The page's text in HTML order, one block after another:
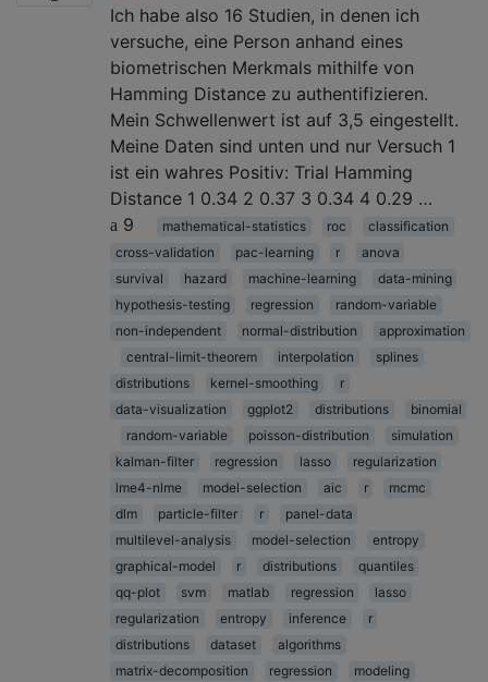
Ich habe also 16 Studien, in denen ich
versuche, eine Person anhand eines
biometrischen Merkmals mithilfe von
Hamming Distance zu authentifizieren.
Mein Schwellenwert ist auf 3,5 eingestellt.
Meine Daten sind unten und nur Versuch 1
ist ein wahres Positiv: Trial Hamming
Distance 1 0.34 2 0.37 3 0.34 4 0.29 …
9
mathematical-statistics roc
classification
cross-validation
pac-learning r
anova
survival
hazard machine-learning
data-mining
hypothesis-testing
regression
random-variable
non-independent
normal-distribution
approximation
central-limit-theorem
interpolation
splines
distributions
kernel-smoothing
r
data-visualization
ggplot2 distributions
binomial
random-variable
poisson-distribution
simulation
kalman-filter
regression lasso
regularization
lme4-nlme
model-selection aic r
mcmc
dlm
particle-filter r
panel-data
multilevel-analysis
model-selection
entropy
graphical-model
r distributions
quantiles
qq-plot
svm matlab regression
lasso
regularization
entropy inference
r
distributions
dataset
algorithms
matrix-decomposition
regression
modeling